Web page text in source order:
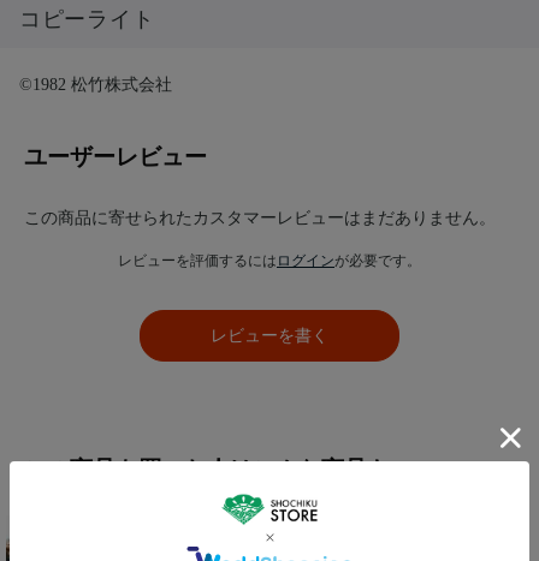
コピーライト
©1982 松竹株式会社
ユーザーレビュー
この商品に寄せられたカスタマーレビューはまだありません。
レビューを評価するには ログインが必要です。
レビューを書く
この商品を買った人はこんな商品も